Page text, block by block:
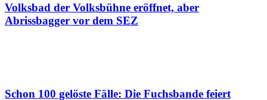
Volksbad der Volksbühne eröffnet, aber
Abrissbagger vor dem SEZ
Schon 100 gelöste Fälle: Die Fuchsbande feiert